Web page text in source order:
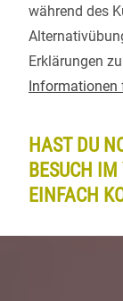
während des
Erklärungen
Informationen
HAST DU
BESUCH
EINFACH